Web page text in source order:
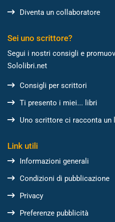
Diventa un collaboratore
Sei uno scrittore?
Segui i nostri consigli e
Sololibri.net
Consigli per scrittori
Ti presento i miei... libri
Uno scrittore ci racconta un
Link utili
Informazioni generali
Condizioni di pubblicazione
Privacy
Preferenze pubblicità